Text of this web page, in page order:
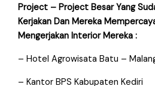
Project – Project Besar Yang
Kerjakan Dan Mereka
Mengerjakan Interior Mereka :
– Hotel Agrowisata Batu –
– Kantor BPS Kabupaten Kediri